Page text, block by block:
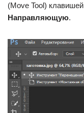
(Move Tool) клавишей
Направляющую.